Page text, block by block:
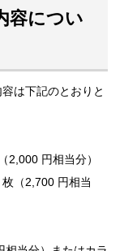
容につい
は下記のとおりと
2,000 円相当分）
（2,700 円相当